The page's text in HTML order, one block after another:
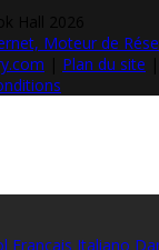
Moteur de
Plan du site
Français Italiano